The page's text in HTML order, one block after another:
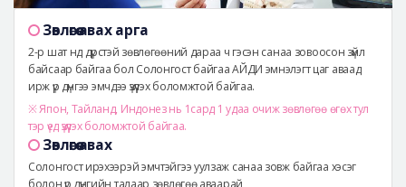
Зөвлөгөө авах арга
2-р шат нд дүрстэй зөвлөгөөний дараа ч гэсэн санаа зовоосон зүйл
байсаар байгаа бол Солонгост байгаа АЙДИ эмнэлэгт цаг аваад
ирж үр дүнгээ эмчдээ үзүүлэх боломжтой байгаа.
※ Япон, Тайланд, Индонез нь 1сард 1 удаа очиж зөвлөгөө өгөх тул
тэр үед үзүүлэх боломжтой байгаа.
Зөвлөгөө авах
Солонгост ирэхээрэй эмчтэйгээ уулзаж санаа зовж байгаа хэсэг
болон үр дүнгийн талаар зөвлөгөө аваарай